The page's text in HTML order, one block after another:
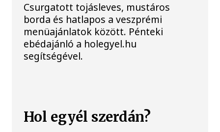
Csurgatott tojásleves, mustáros
borda és hatlapos a veszprémi
menüajánlatok között. Pénteki
ebédajánló a holegyel.hu
segítségével.
Hol egyél szerdán?